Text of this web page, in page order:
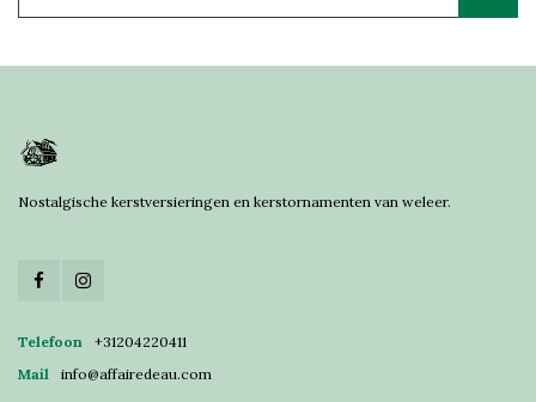
Nostalgische kerstversieringen en kerstornamenten van weleer.
Telefoon
+31204220411
Mail
info@affairedeau.com